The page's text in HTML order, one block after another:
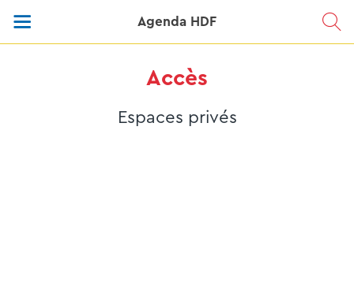
Agenda HDF
Accès
Espaces privés